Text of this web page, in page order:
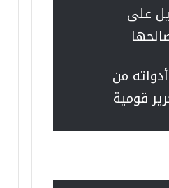
على
من
قومية